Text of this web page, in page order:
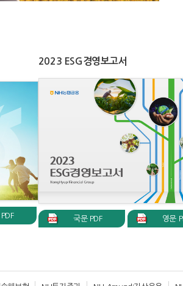
2023 ESG경영보고서
국문 PDF 영문